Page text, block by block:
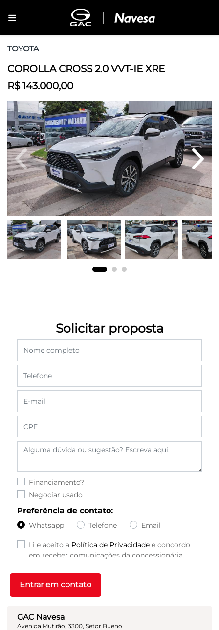
TOYOTA
COROLLA CROSS 2.0 VVT-IE XRE
R$ 143.000,00
Previous Next
GAC Navesa
Avenida Mutirão, 3300, Setor Bueno
Solicitar proposta
Financiamento?
Negociar usado
Preferência de contato:
Whatsapp Telefone Email
Li e aceito a Política de Privacidade e concordo
em receber comunicações da concessionária.
Entrar em contato